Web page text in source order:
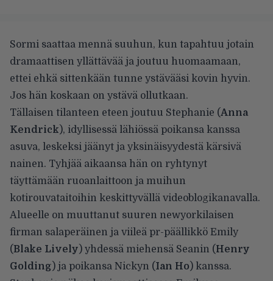
Sormi saattaa mennä suuhun, kun tapahtuu jotain
dramaattisen yllättävää ja joutuu huomaamaan,
ettei ehkä sittenkään tunne ystävääsi kovin hyvin.
Jos hän koskaan on ystävä ollutkaan.
Tällaisen tilanteen eteen joutuu Stephanie (Anna
Kendrick), idyllisessä lähiössä poikansa kanssa
asuva, leskeksi jäänyt ja yksinäisyydestä kärsivä
nainen. Tyhjää aikaansa hän on ryhtynyt
täyttämään ruoanlaittoon ja muihun
kotirouvataitoihin keskittyvällä videoblogikanavalla.
Alueelle on muuttanut suuren newyorkilaisen
firman salaperäinen ja viileä pr-päällikkö Emily
(Blake Lively) yhdessä miehensä Seanin (Henry
Golding) ja poikansa Nickyn (Ian Ho) kanssa.